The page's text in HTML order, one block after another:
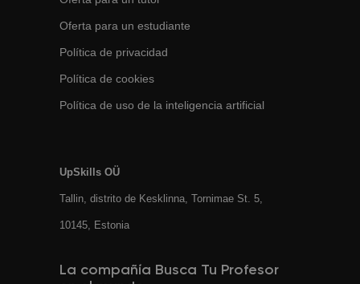
Oferta para un estudiante
Política de privacidad
Política de cookies
Política de uso de la inteligencia artificial
UpSkills OÜ
Tallin, distrito de Kesklinna, Tornimаe St. 5,
10145, Estonia
La compañía Busca Tu Profesor